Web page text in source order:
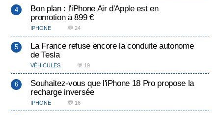
Bon plan : l'iPhone Air d'Apple est en
promotion à 899 €
IPHONE 💬 24
La France refuse encore la conduite autonome
de Tesla
VÉHICULES 💬 19
Souhaitez-vous que l'iPhone 18 Pro propose la
recharge inversée
IPHONE 💬 16